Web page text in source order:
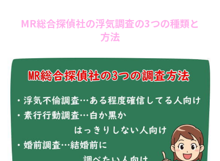
MR総合探偵社の浮気調査の3つの種類と
方法